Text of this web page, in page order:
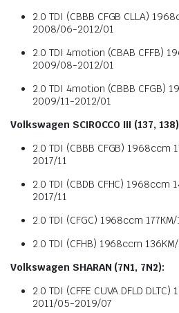
2.0 TDI (CBBB CFGB CLLA)
2008/06-2012/01
2.0 TDI 4motion (CBAB CFFB)
2009/08-2012/01
2.0 TDI 4motion (CBBB CFGB)
2009/11-2012/01
Volkswagen SCIROCCO III (137,
2.0 TDI (CBBB CFGB) 1968ccm
2017/11
2.0 TDI (CBDB CFHC) 1968ccm
2017/11
2.0 TDI (CFGC) 1968ccm
2.0 TDI (CFHB) 1968ccm
Volkswagen SHARAN (7N1, 7N2):
2.0 TDI (CFFE CUVA DFLD
2011/05-2019/07